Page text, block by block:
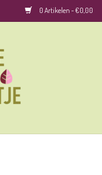
0 Artikelen - €0,00